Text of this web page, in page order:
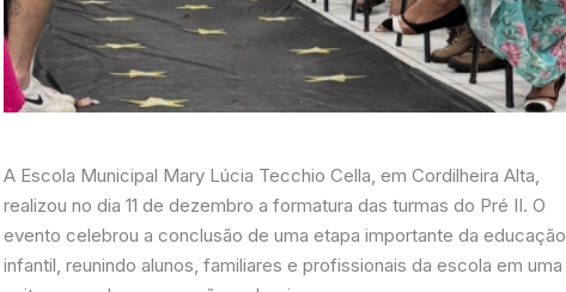
A Escola Municipal Mary Lúcia Tecchio Cella, em Cordilheira Alta,
realizou no dia 11 de dezembro a formatura das turmas do Pré II. O
evento celebrou a conclusão de uma etapa importante da educação
infantil, reunindo alunos, familiares e profissionais da escola em uma